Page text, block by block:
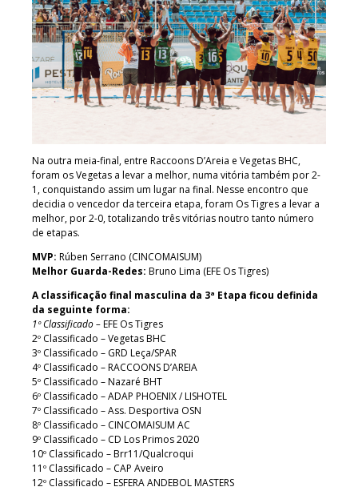
Na outra meia-final, entre Raccoons D’Areia e Vegetas BHC,
foram os Vegetas a levar a melhor, numa vitória também por 2-
1, conquistando assim um lugar na final. Nesse encontro que
decidia o vencedor da terceira etapa, foram Os Tigres a levar a
melhor, por 2-0, totalizando três vitórias noutro tanto número
de etapas.
MVP: Rúben Serrano (CINCOMAISUM)
Melhor Guarda-Redes: Bruno Lima (EFE Os Tigres)
A classificação final masculina da 3ª Etapa ficou definida
da seguinte forma:
1º Classificado –EFE Os Tigres
2º Classificado – Vegetas BHC
3º Classificado – GRD Leça/SPAR
4º Classificado – RACCOONS D’AREIA
5º Classificado – Nazaré BHT
6º Classificado – ADAP PHOENIX / LISHOTEL
7º Classificado – Ass. Desportiva OSN
8º Classificado – CINCOMAISUM AC
9º Classificado – CD Los Primos 2020
10º Classificado – Brr11/Qualcroqui
11º Classificado – CAP Aveiro
12º Classificado – ESFERA ANDEBOL MASTERS